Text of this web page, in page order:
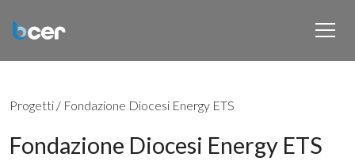
Progetti / Fondazione Diocesi Energy ETS
Fondazione Diocesi Energy ETS